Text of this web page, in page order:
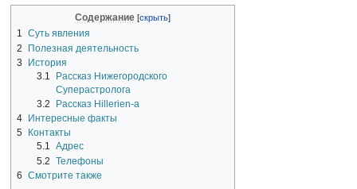
Содержание
1
Суть явления
2
Полезная деятельность
3
История
3.1
Рассказ Нижегородского
Суперастролога
3.2
Рассказ Hillerien-а
4
Интересные факты
5
Контакты
5.1 Адрес
5.2 Телефоны
6
Смотрите также